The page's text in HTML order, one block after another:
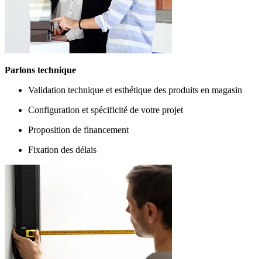
Parlons technique
Validation technique et esthétique des produits en magasin
Configuration et spécificité de votre projet
Proposition de financement
Fixation des délais